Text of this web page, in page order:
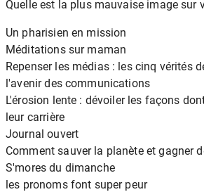
Quelle est la plus mauvaise image sur
Un pharisien en mission
Méditations sur maman
Repenser les médias : les cinq vérités
l'avenir des communications
L'érosion lente : dévoiler les façons
leur carrière
Journal ouvert
Comment sauver la planète et gagner
S'mores du dimanche
les pronoms font super peur